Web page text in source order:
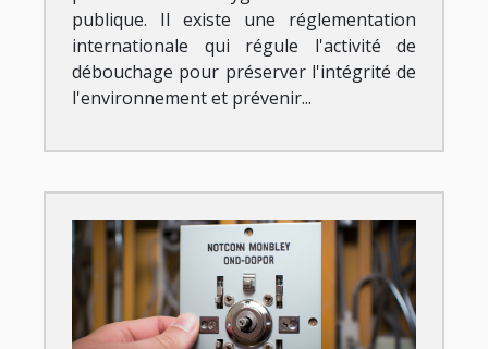
publique. Il existe une réglementation
internationale qui régule l'activité de
débouchage pour préserver l'intégrité de
l'environnement et prévenir...